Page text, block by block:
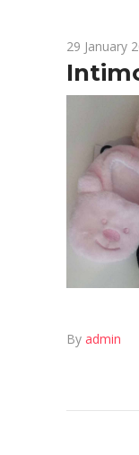
29 January
By admin